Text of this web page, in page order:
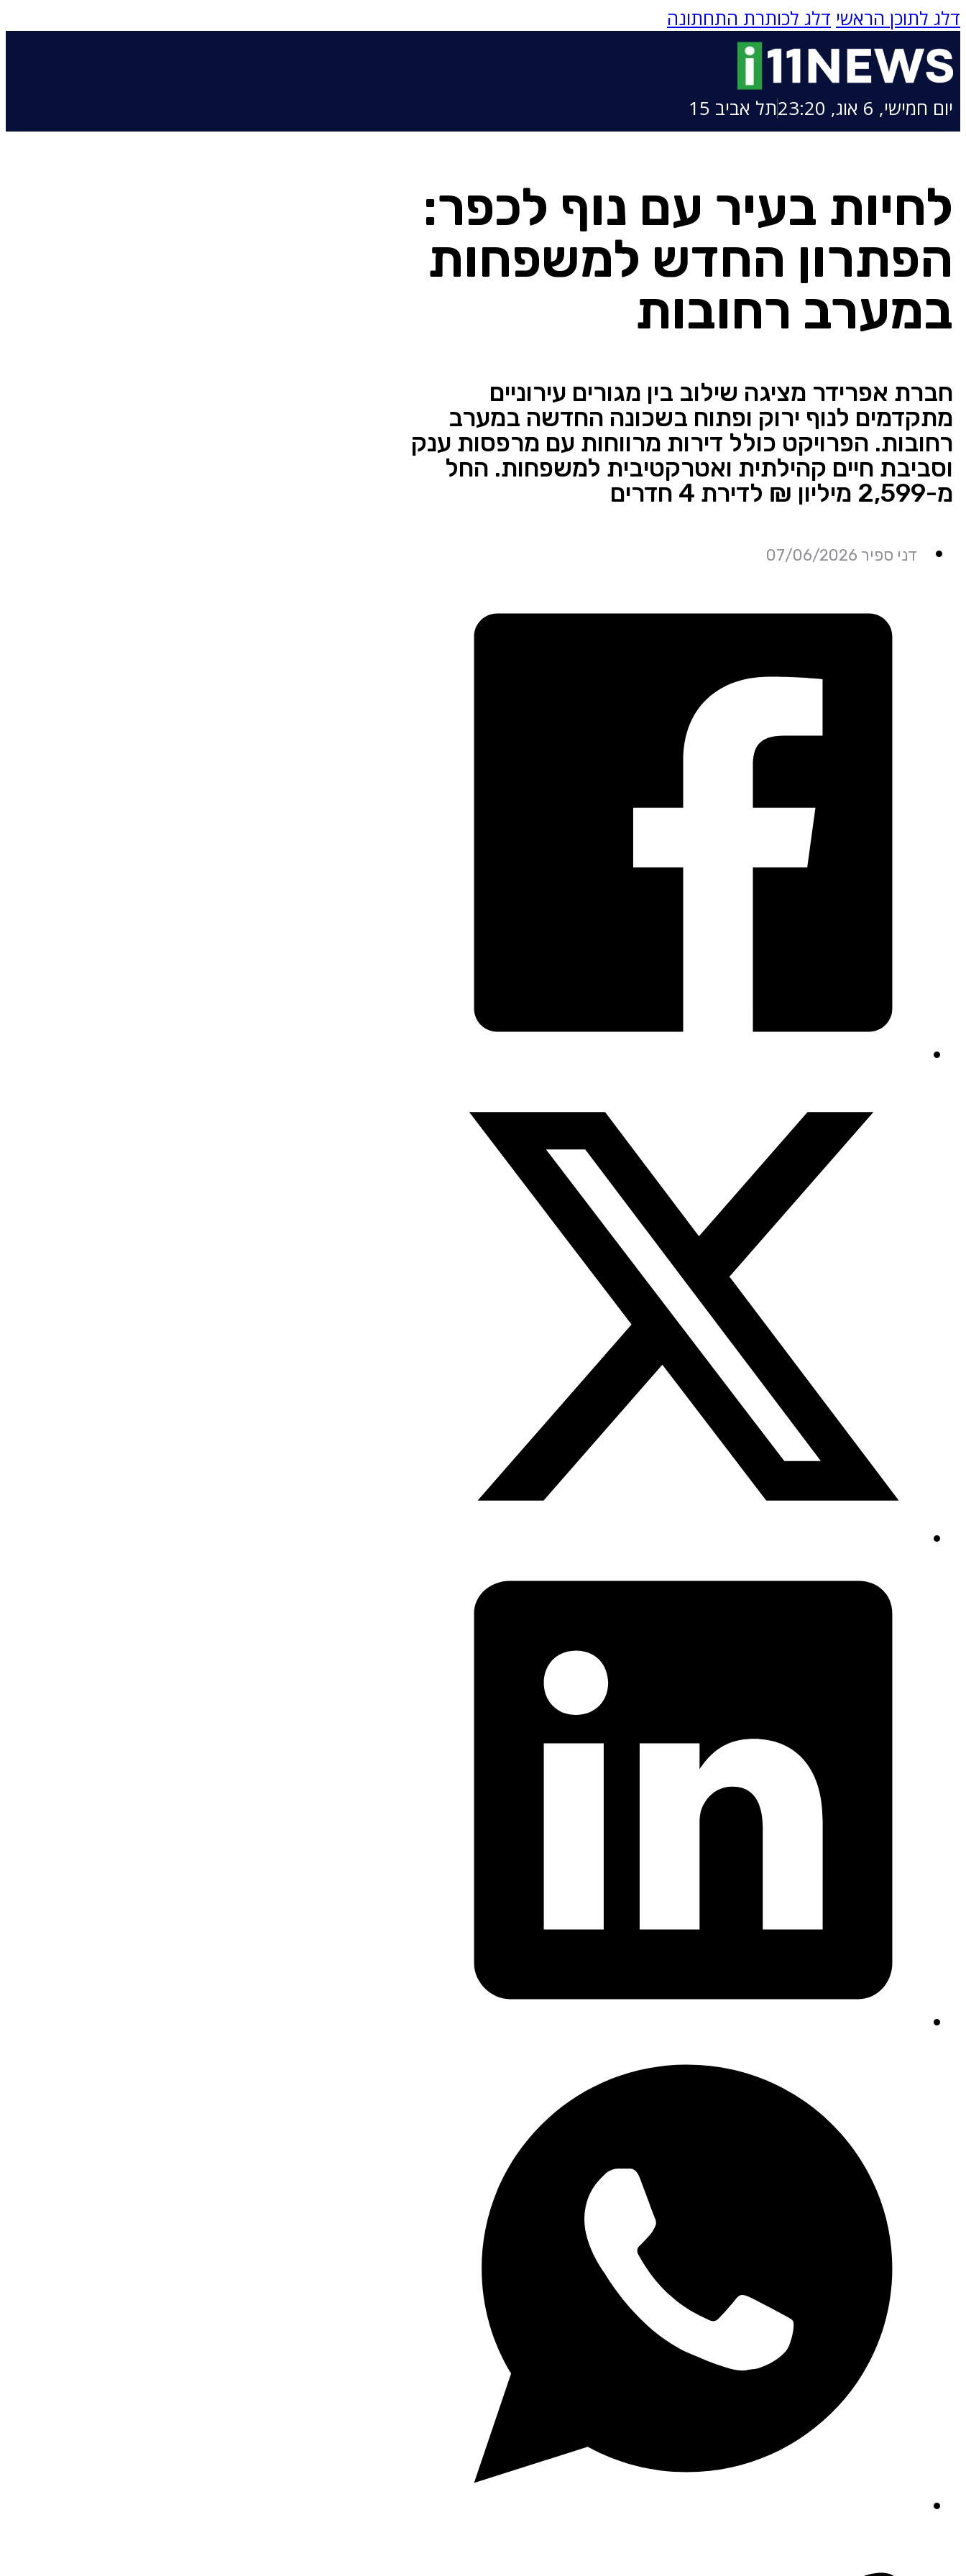
דלג לתוכן הראשי דלג לכותרת התחתונה
יום חמישי, 6 אוג, 23:20 תל אביב 15
לחיות בעיר עם נוף לכפר:
הפתרון החדש למשפחות
במערב רחובות
חברת אפרידר מציגה שילוב בין מגורים עירוניים
מתקדמים לנוף ירוק ופתוח בשכונה החדשה במערב
רחובות. הפרויקט כולל דירות מרווחות עם מרפסות ענק
וסביבת חיים קהילתית ואטרקטיבית למשפחות. החל
מ-2,599 מיליון ₪ לדירת 4 חדרים
דני ספיר 07/06/2026